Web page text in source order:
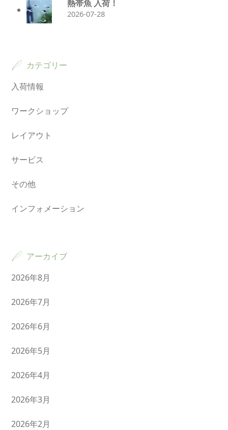
熱帯魚 入荷！
2026-07-28
カテゴリー
入荷情報
ワークショップ
レイアウト
サービス
その他
インフォメーション
アーカイブ
2026年8月
2026年7月
2026年6月
2026年5月
2026年4月
2026年3月
2026年2月